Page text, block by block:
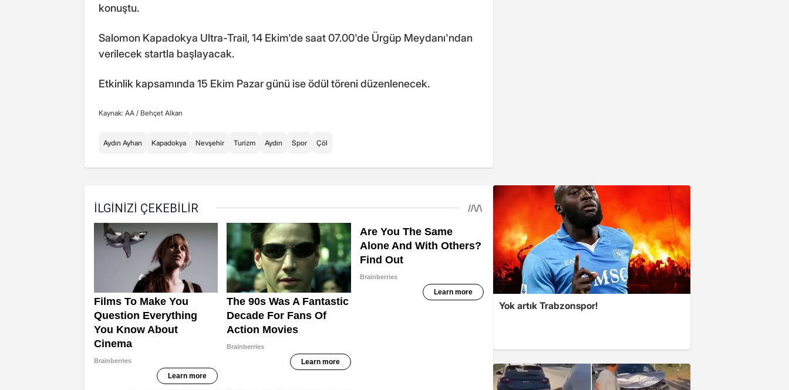
konuştu.
Salomon Kapadokya Ultra-Trail, 14 Ekim'de saat 07.00'de Ürgüp Meydanı'ndan
verilecek startla başlayacak.
Etkinlik kapsamında 15 Ekim Pazar günü ise ödül töreni düzenlenecek.
Kaynak: AA / Behçet Alkan
Aydın Ayhan Kapadokya Nevşehir Turizm Aydın Spor Çöl
Yok artık Trabzonspor!